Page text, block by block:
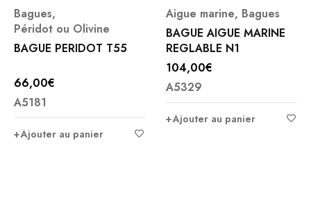
Bagues,
Péridot ou Olivine
BAGUE PERIDOT T55
66,00€
A5181
Ajouter au panier
Aigue marine, Bagues
BAGUE AIGUE MARINE
REGLABLE N1
104,00€
A5329
Ajouter au panier